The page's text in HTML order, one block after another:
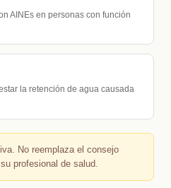
AINEs en personas con función
la retención de agua causada
No reemplaza el consejo
profesional de salud.